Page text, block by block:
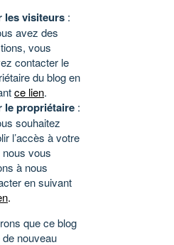
les visiteurs :
avez des
vous
contacter le
du blog en
ce lien.
le propriétaire :
souhaitez
l’accès à votre
nous vous
à nous
en suivant
.
que ce blog
nouveau